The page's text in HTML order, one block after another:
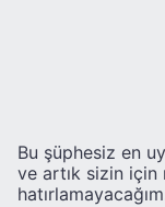
Bu şüphesiz en
ve artık sizin için